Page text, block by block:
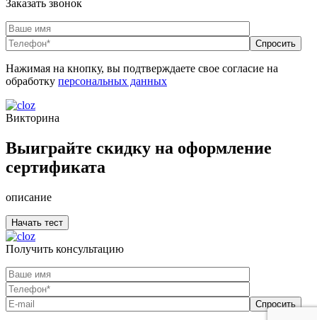
Заказать звонок
Нажимая на кнопку, вы подтверждаете свое согласие на
обработку персональных данных
Викторина
Выиграйте скидку на оформление
сертификата
описание
Получить консультацию